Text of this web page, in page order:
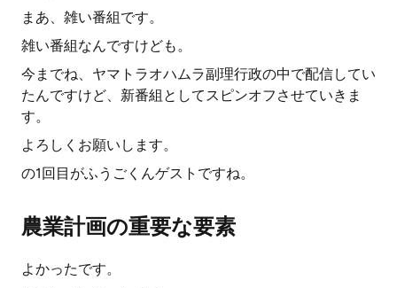
まあ、雑い番組です。
雑い番組なんですけども。
今までね、ヤマトラオハムラ副理行政の中で配信してい
たんですけど、新番組としてスピンオフさせていきま
す。
よろしくお願いします。
の1回目がふうごくんゲストですね。
農業計画の重要な要素
よかったです。